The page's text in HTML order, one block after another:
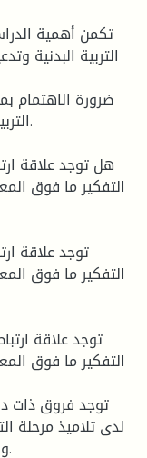
التربية البدنية
هل توجد علاقة
التفكير ما فوق
توجد علاقة
التفكير ما فوق
التفكير ما فوق
لدى تلاميذ مرحلة